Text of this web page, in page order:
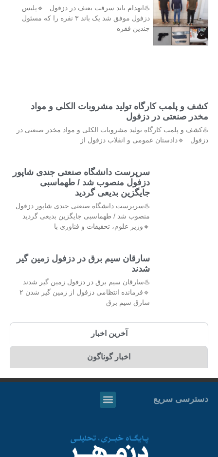
♨️انهدام باند سرقت بعنف در دزفول 🔹پلیس
دزفول موفق شد یک باند ۳ نفره را که مسئول
چندین فقره
کشف و پلمب کارگاه تولید مشروبات الکلی و مواد
مخدر صنعتی در دزفول
♨️کشف و پلمب کارگاه تولید مشروبات الکلی و مواد مخدر صنعتی در
دزفول 🔹دادستان عمومی و انقلاب دزفول از
سرپرست دانشگاه صنعتی جندی شاپور
دزفول منصوب شد / طهماسبی
جایگزین بدیعی گردید
♨️سرپرست دانشگاه صنعتی جندی شاپور دزفول
منصوب شد / طهماسبی جایگزین بدیعی گردید
🔸وزیر علوم، تحقیقات و فناوری با
سارقان سیم برق در دزفول زمین گیر
شدند
♨️سارقان سیم برق در دزفول زمین گیر شدند
🔹فرمانده انتظامی دزفول از زمین گیر شدن ۲
سارق سیم برق
آخرین اخبار
اخبار گوناگون
دسترسی سریع